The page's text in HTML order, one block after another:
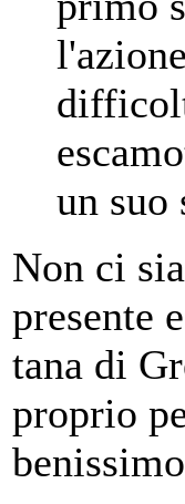
un suo
Non ci
presente
tana di
proprio